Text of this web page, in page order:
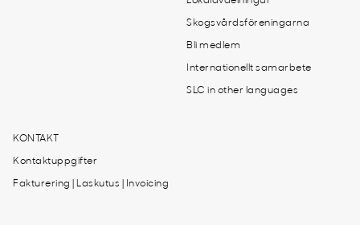
Skogsvårdsföreningarna
Bli medlem
Internationellt samarbete
SLC in other languages
KONTAKT
Kontaktuppgifter
Fakturering | Laskutus | Invoicing